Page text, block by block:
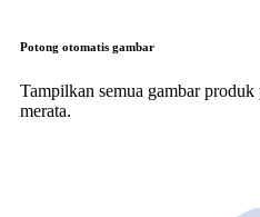
Potong otomatis gambar
Tampilkan semua gambar produk
merata.